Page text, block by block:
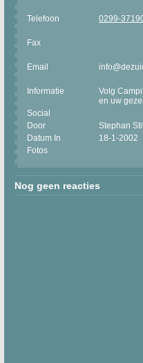
Telefoon 0299-
Fax
Email
Informatie
Volg
en uw
Social
Door
Stephan
Datum In
18-1-2002
Fotos
Nog geen reacties